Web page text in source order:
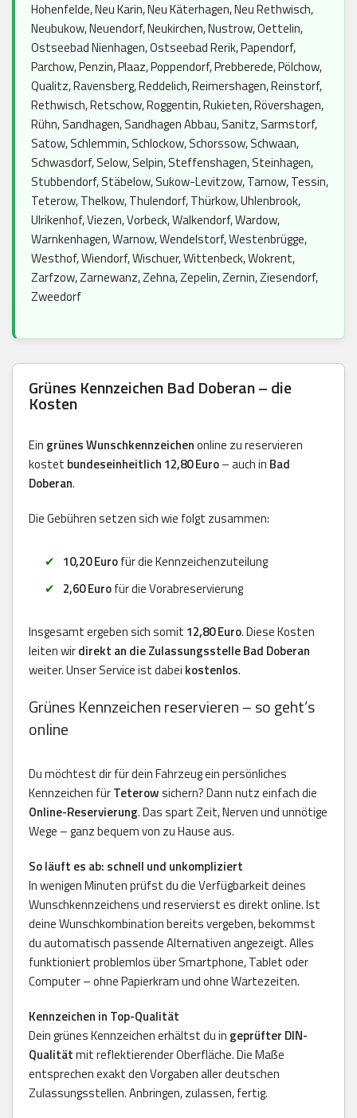
Hohenfelde, Neu Karin, Neu Käterhagen, Neu Rethwisch,
Neubukow, Neuendorf, Neukirchen, Nustrow, Oettelin,
Ostseebad Nienhagen, Ostseebad Rerik, Papendorf,
Parchow, Penzin, Plaaz, Poppendorf, Prebberede, Pölchow,
Qualitz, Ravensberg, Reddelich, Reimershagen, Reinstorf,
Rethwisch, Retschow, Roggentin, Rukieten, Rövershagen,
Rühn, Sandhagen, Sandhagen Abbau, Sanitz, Sarmstorf,
Satow, Schlemmin, Schlockow, Schorssow, Schwaan,
Schwasdorf, Selow, Selpin, Steffenshagen, Steinhagen,
Stubbendorf, Stäbelow, Sukow-Levitzow, Tarnow, Tessin,
Teterow, Thelkow, Thulendorf, Thürkow, Uhlenbrook,
Ulrikenhof, Viezen, Vorbeck, Walkendorf, Wardow,
Warnkenhagen, Warnow, Wendelstorf, Westenbrügge,
Westhof, Wiendorf, Wischuer, Wittenbeck, Wokrent,
Zarfzow, Zarnewanz, Zehna, Zepelin, Zernin, Ziesendorf,
Zweedorf
Grünes Kennzeichen Bad Doberan – die
Kosten
Ein grünes Wunschkennzeichenonline zu reservieren
kostet bundeseinheitlich 12,80 Euro– auch in Bad
Doberan.
Die Gebühren setzen sich wie folgt zusammen:
10,20 Eurofür die Kennzeichenzuteilung
2,60 Eurofür die Vorabreservierung
Insgesamt ergeben sich somit 12,80 Euro. Diese Kosten
leiten wirdirekt an die Zulassungsstelle Bad Doberan
weiter. Unser Service ist dabei kostenlos.
Grünes Kennzeichen reservieren – so geht’s
online
Du möchtest dir für dein Fahrzeug ein persönliches
Kennzeichen fürTeterowsichern? Dann nutz einfach die
Online-Reservierung. Das spart Zeit, Nerven und unnötige
Wege – ganz bequem von zu Hause aus.
So läuft es ab: schnell und unkompliziert
In wenigen Minuten prüfst du die Verfügbarkeit deines
Wunschkennzeichens und reservierst es direkt online. Ist
deine Wunschkombination bereits vergeben, bekommst
du automatisch passende Alternativen angezeigt. Alles
funktioniert problemlos über Smartphone, Tablet oder
Computer – ohne Papierkram und ohne Wartezeiten.
Kennzeichen in Top-Qualität
Dein grünes Kennzeichen erhältst du in geprüfter DIN-
Qualitätmit reflektierender Oberfläche. Die Maße
entsprechen exakt den Vorgaben aller deutschen
Zulassungsstellen. Anbringen, zulassen, fertig.